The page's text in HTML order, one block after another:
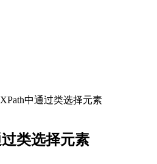
中通过类选择元素
类选择元素